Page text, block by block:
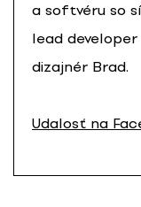
a softvéru so
lead developer
dizajnér Brad.
Udalosť na